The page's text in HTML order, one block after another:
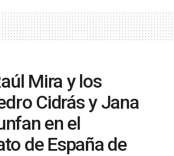
Mira y los
Cidrás y Jana
en el
de España de